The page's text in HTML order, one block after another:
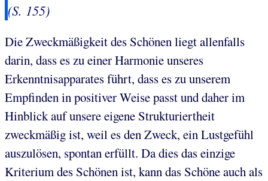
(S. 155)
Die Zweckmäßigkeit des Schönen liegt allenfalls
darin, dass es zu einer Harmonie unseres
Erkenntnisapparates führt, dass es zu unserem
Empfinden in positiver Weise passt und daher im
Hinblick auf unsere eigene Strukturiertheit
zweckmäßig ist, weil es den Zweck, ein Lustgefühl
auszulösen, spontan erfüllt. Da dies das einzige
Kriterium des Schönen ist, kann das Schöne auch als